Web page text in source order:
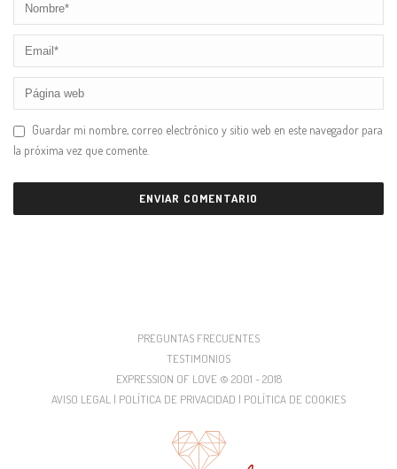
Guardar mi nombre, correo electrónico y sitio web en este navegador para
la próxima vez que comente.
PREGUNTAS FRECUENTES
TESTIMONIOS
EXPRESSION OF LOVE © 2001 - 2018
AVISO LEGAL | POLÍTICA DE PRIVACIDAD | POLÍTICA DE COOKIES